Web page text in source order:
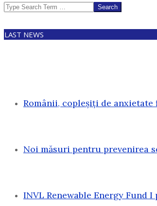
Search
LAST NEWS
Românii, copleșiți de
Noi măsuri pentru prevenirea
INVL Renewable Energy Fund